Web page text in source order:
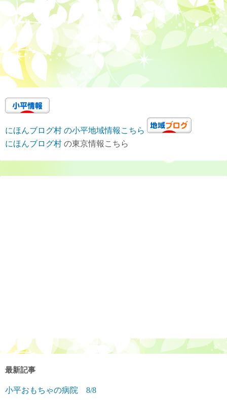
にほんブログ村 の小平地域情報こちら
にほんブログ村 の東京情報こちら
最新記事
小平おもちゃの病院 8/8